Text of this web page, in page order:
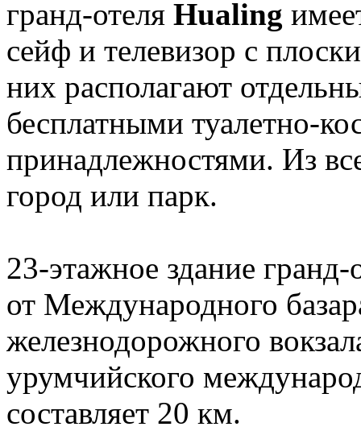
гранд-отеля Hualing
сейф и телевизор с
них располагают
бесплатными туалетно-
принадлежностями. Из
город или парк.
23-этажное здание гранд-
от Международного
железнодорожного
урумчийского
составляет 20 км.